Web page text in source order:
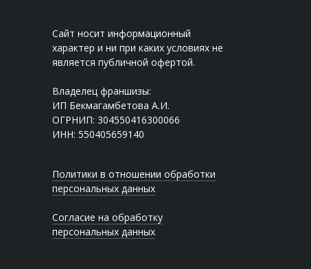
Сайт носит информационный
характер и ни при каких условиях не
является публичной офертой.
Владелец франшизы:
ИП Бекмагамбетова А.И.
ОГРНИП: 304550416300066
ИНН: 550405659140
Политики в отношении обработки
персональных данных
Согласие на обработку
персональных данных